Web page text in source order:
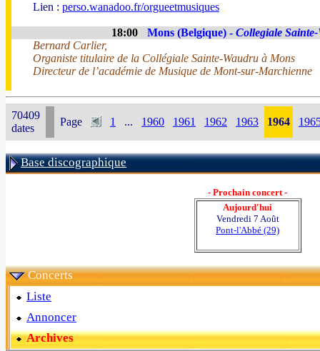
Lien : perso.wanadoo.fr/orgueetmusiques
18:00 Mons (Belgique) - Collegiale
Bernard Carlier,
Organiste titulaire de la Collégiale Sainte-Waudru à Mons
Directeur de l’académie de Musique de Mont-sur-Marchienne
70409
dates
Page 1 ... 1960 1961 1962 1963 1964
Base discographique
- Prochain concert -
Aujourd'hui
Vendredi 7 Août
Pont-l'Abbé (29)
Concerts
Liste
Annoncer
Archives